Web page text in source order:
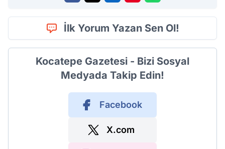
İlk Yorum Yazan Sen Ol!
Kocatepe Gazetesi - Bizi Sosyal
Medyada Takip Edin!
Facebook
X.com